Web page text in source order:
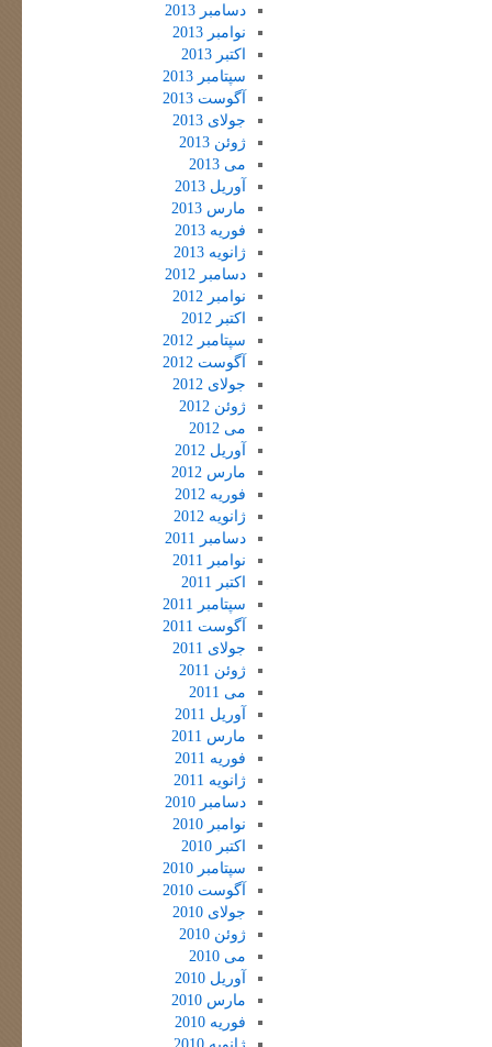
دسامبر 2013
نوامبر 2013
اکتبر 2013
سپتامبر 2013
آگوست 2013
جولای 2013
ژوئن 2013
می 2013
آوریل 2013
مارس 2013
فوریه 2013
ژانویه 2013
دسامبر 2012
نوامبر 2012
اکتبر 2012
سپتامبر 2012
آگوست 2012
جولای 2012
ژوئن 2012
می 2012
آوریل 2012
مارس 2012
فوریه 2012
ژانویه 2012
دسامبر 2011
نوامبر 2011
اکتبر 2011
سپتامبر 2011
آگوست 2011
جولای 2011
ژوئن 2011
می 2011
آوریل 2011
مارس 2011
فوریه 2011
ژانویه 2011
دسامبر 2010
نوامبر 2010
اکتبر 2010
سپتامبر 2010
آگوست 2010
جولای 2010
ژوئن 2010
می 2010
آوریل 2010
مارس 2010
فوریه 2010